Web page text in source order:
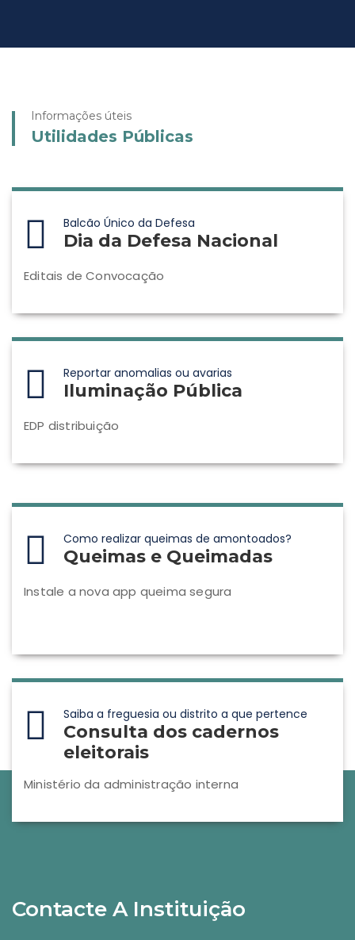
Informações úteis
Utilidades Públicas
Balcão Único da Defesa
Dia da Defesa Nacional
Editais de Convocação
Reportar anomalias ou avarias
Iluminação Pública
EDP distribuição
Como realizar queimas de amontoados?
Queimas e Queimadas
Instale a nova app queima segura
Saiba a freguesia ou distrito a que pertence
Consulta dos cadernos
eleitorais
Ministério da administração interna
Contacte A Instituição